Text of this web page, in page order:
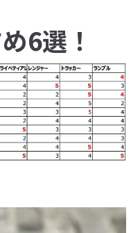
6選！